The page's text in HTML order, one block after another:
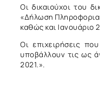
Οι δικαιούχοι του
«Δήλωση
καθώς και Ιανουάριο
Οι επιχειρήσεις
υποβάλλουν τις ως
2021.».